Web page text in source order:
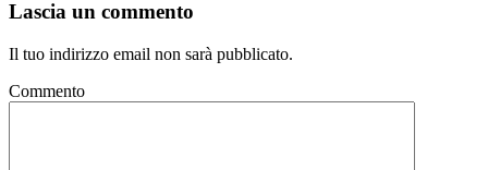
Lascia un commento
Il tuo indirizzo email non sarà pubblicato.
Commento